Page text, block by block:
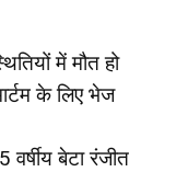
में मौत हो
के लिए भेज
बेटा रंजीत